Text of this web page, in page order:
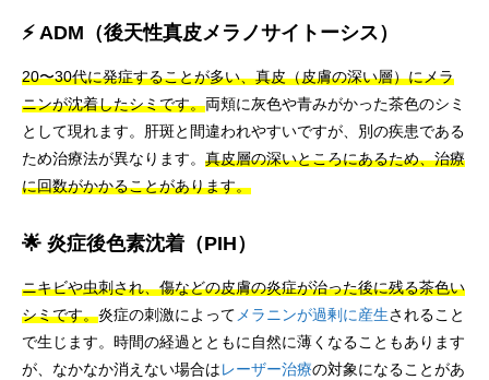
⚡ ADM（後天性真皮メラノサイトーシス）
20〜30代に発症することが多い、真皮（皮膚の深い層）にメラ
ニンが沈着したシミです。両頬に灰色や青みがかった茶色のシミ
として現れます。肝斑と間違われやすいですが、別の疾患である
ため治療法が異なります。 真皮層の深いところにあるため、治療
に回数がかかることがあります。
🌟 炎症後色素沈着（PIH）
ニキビや虫刺され、傷などの皮膚の炎症が治った後に残る茶色い
シミです。炎症の刺激によってメラニンが過剰に産生されること
で生じます。時間の経過とともに自然に薄くなることもあります
が、なかなか消えない場合はレーザー治療の対象になることがあ